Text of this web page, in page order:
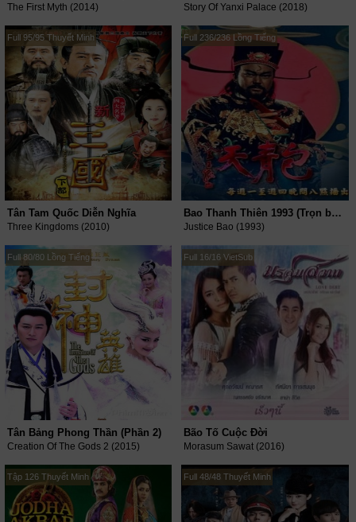
The First Myth (2014) Story Of Yanxi Palace (2018)
Full 95/95 Thuyết Minh
Tân Tam Quốc Diễn Nghĩa
Three Kingdoms (2010)
Full 236/236 Lồng Tiếng
Bao Thanh Thiên 1993 (Trọn bộ 10 Phần)
Justice Bao (1993)
Full 80/80 Lồng Tiếng
Tân Bảng Phong Thần (Phần 2)
Creation Of The Gods 2 (2015)
Full 16/16 VietSub
Bão Tố Cuộc Đời
Morasum Sawat (2016)
Tập 126 Thuyết Minh Full 48/48 Thuyết Minh